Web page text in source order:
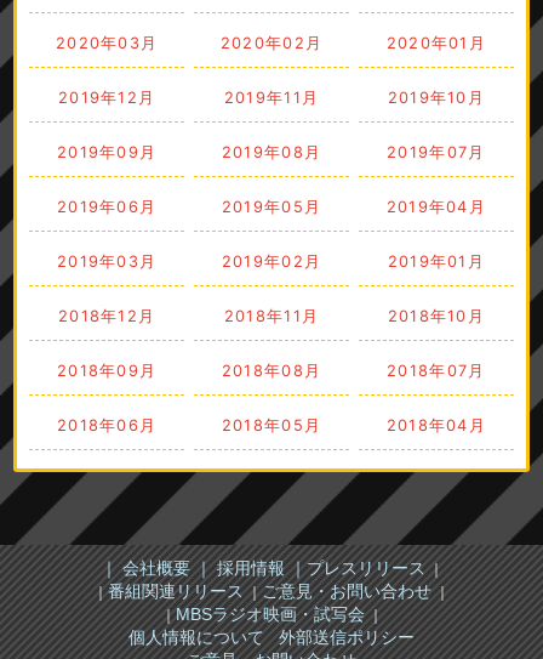
2020年03月 2020年02月 2020年01月
2019年12月 2019年11月 2019年10月
2019年09月 2019年08月 2019年07月
2019年06月 2019年05月 2019年04月
2019年03月 2019年02月 2019年01月
2018年12月 2018年11月 2018年10月
2018年09月 2018年08月 2018年07月
2018年06月 2018年05月 2018年04月
｜ 会社概要 ｜採用情報 ｜プレスリリース｜
｜番組関連リリース｜ご意見・お問い合わせ｜
｜MBSラジオ映画・試写会｜
個人情報について
外部送信ポリシー